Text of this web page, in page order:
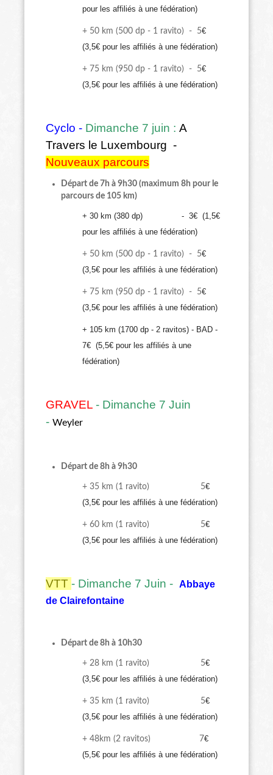
pour les affiliés à une fédération)
+ 50 km (500 dp - 1 ravito) - 5€
(3,5€ pour les affiliés à une fédération)
+ 75 km (950 dp - 1 ravito) - 5€
(3,5€ pour les affiliés à une fédération)
Cyclo - Dimanche 7 juin : A
Travers le Luxembourg -
Nouveaux parcours
Départ de 7h à 9h30 (maximum 8h pour le
parcours de 105 km)
+ 30 km (380 dp) - 3€ (1,5€
pour les affiliés à une fédération)
+ 50 km (500 dp - 1 ravito) - 5€
(3,5€ pour les affiliés à une fédération)
+ 75 km (950 dp - 1 ravito) - 5€
(3,5€ pour les affiliés à une fédération)
+ 105 km (1700 dp - 2 ravitos) - BAD -
7€ (5,5€ pour les affiliés à une
fédération)
GRAVEL - Dimanche 7 Juin
- Weyler
Départ de 8h à 9h30
+ 35 km (1 ravito) 5€
(3,5€ pour les affiliés à une fédération)
+ 60 km (1 ravito) 5€
(3,5€ pour les affiliés à une fédération)
VTT - Dimanche 7 Juin - Abbaye
de Clairefontaine
Départ de 8h à 10h30
+ 28 km (1 ravito) 5€
(3,5€ pour les affiliés à une fédération)
+ 35 km (1 ravito) 5€
(3,5€ pour les affiliés à une fédération)
+ 48km (2 ravitos) 7€
(5,5€ pour les affiliés à une fédération)